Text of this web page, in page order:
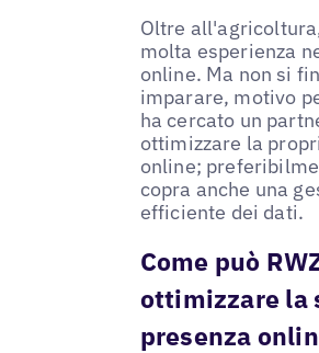
Oltre
molta esperienza
online. Ma non si
imparare, motivo
ha cercato un
ottimizzare la
online;
copra anche una
efficiente dei dati.
Come può
ottimizzare la
presenza